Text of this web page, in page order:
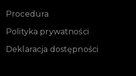
Procedura
Polityka prywatności
Deklaracja dostępności